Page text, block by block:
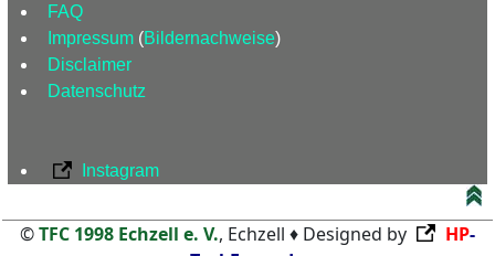
FAQ
Impressum (Bildernachweise)
Disclaimer
Datenschutz
Instagram
©TFC 1998 Echzell e. V., Echzell ♦ Designed by HP-